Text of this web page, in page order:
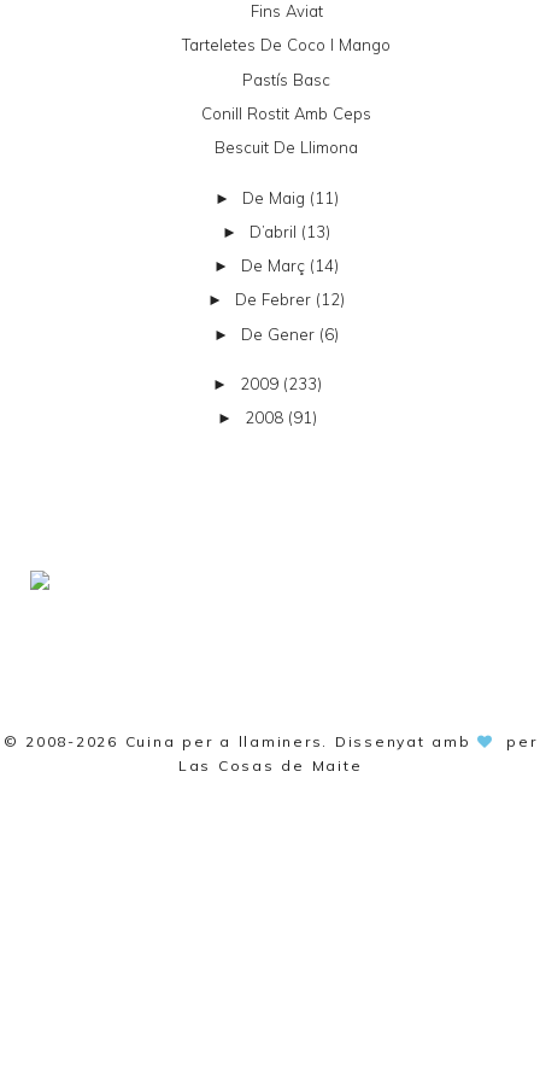
Fins Aviat
Tarteletes De Coco I Mango
Pastís Basc
Conill Rostit Amb Ceps
Bescuit De Llimona
► De Maig (11)
► D’abril (13)
► De Març (14)
► De Febrer (12)
► De Gener (6)
► 2009 (233)
► 2008 (91)
© 2008-2026 Cuina per a llaminers . Dissenyat amb
per
Las Cosas de Maite